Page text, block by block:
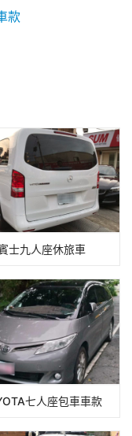
款
士九人座休旅車
七人座包車車款